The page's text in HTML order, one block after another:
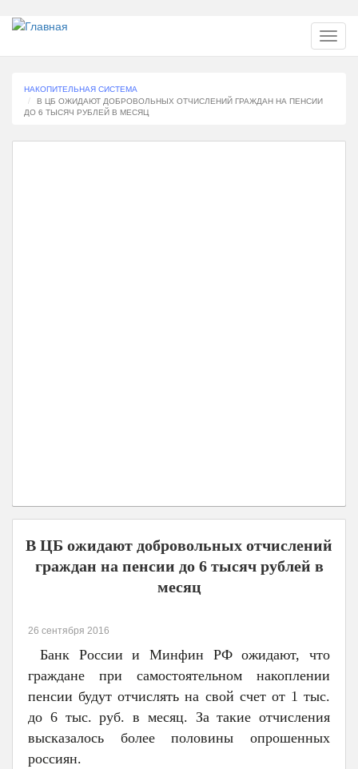
Перейти
основному
НАКОПИТЕЛЬНАЯ СИСТЕМА
В ЦБ ОЖИДАЮТ ДОБРОВОЛЬНЫХ ОТЧИСЛЕНИЙ ГРАЖДАН НА ПЕНСИИ
ДО 6 ТЫСЯЧ РУБЛЕЙ В МЕСЯЦ
В ЦБ ожидают добровольных отчислений
граждан на пенсии до 6 тысяч рублей в
месяц
26 сентября 2016
Банк России и Минфин РФ ожидают, что
граждане при самостоятельном накоплении
пенсии будут отчислять на свой счет от 1 тыс.
до 6 тыс. руб. в месяц. За такие отчисления
высказалось более половины опрошенных
россиян.